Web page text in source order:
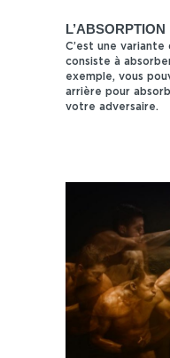
L’ABSORPTION
C’est une
consiste à
exemple, vous
arrière pour
votre adversaire.